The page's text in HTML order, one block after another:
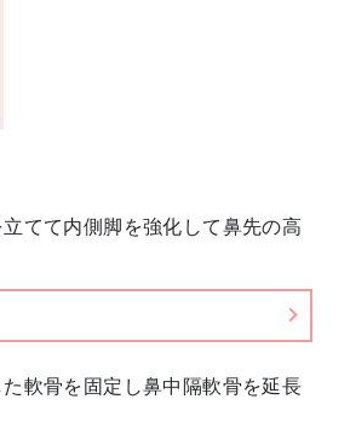
てて内側脚を強化して鼻先の高
軟骨を固定し鼻中隔軟骨を延長